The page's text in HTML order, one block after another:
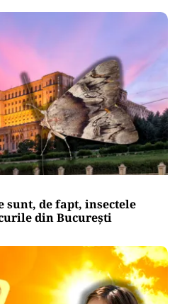
de fapt, insectele
din București